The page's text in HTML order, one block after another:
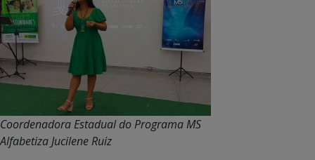
Coordenadora Estadual do Programa MS
Alfabetiza Jucilene Ruiz